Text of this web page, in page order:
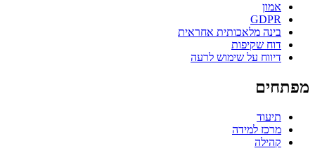
אמון
GDPR
בינה מלאכותית אחראית
דוח שקיפות
דיווח על שימוש לרעה
מפתחים
תיעוד
מרכז למידה
קהילה